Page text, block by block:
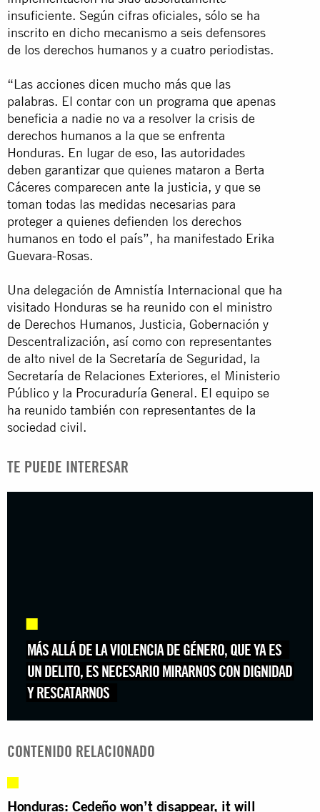
insuficiente. Según cifras oficiales, sólo se ha
inscrito en dicho mecanismo a seis defensores
de los derechos humanos y a cuatro periodistas.
“Las acciones dicen mucho más que las
palabras. El contar con un programa que apenas
beneficia a nadie no va a resolver la crisis de
derechos humanos a la que se enfrenta
Honduras. En lugar de eso, las autoridades
deben garantizar que quienes mataron a Berta
Cáceres comparecen ante la justicia, y que se
toman todas las medidas necesarias para
proteger a quienes defienden los derechos
humanos en todo el país”, ha manifestado Erika
Guevara-Rosas.
Una delegación de Amnistía Internacional que ha
visitado Honduras se ha reunido con el ministro
de Derechos Humanos, Justicia, Gobernación y
Descentralización, así como con representantes
de alto nivel de la Secretaría de Seguridad, la
Secretaría de Relaciones Exteriores, el Ministerio
Público y la Procuraduría General. El equipo se
ha reunido también con representantes de la
sociedad civil.
TE PUEDE INTERESAR
MÁS ALLÁ DE LA VIOLENCIA DE GÉNERO, QUE YA ES
UN DELITO, ES NECESARIO MIRARNOS CON DIGNIDAD
Y RESCATARNOS
CONTENIDO RELACIONADO
Honduras: Cedeño won’t disappear, it will